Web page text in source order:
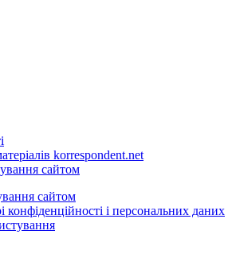
korrespondent.net
сайтом
сайтом
конфіденційності і персональних даних